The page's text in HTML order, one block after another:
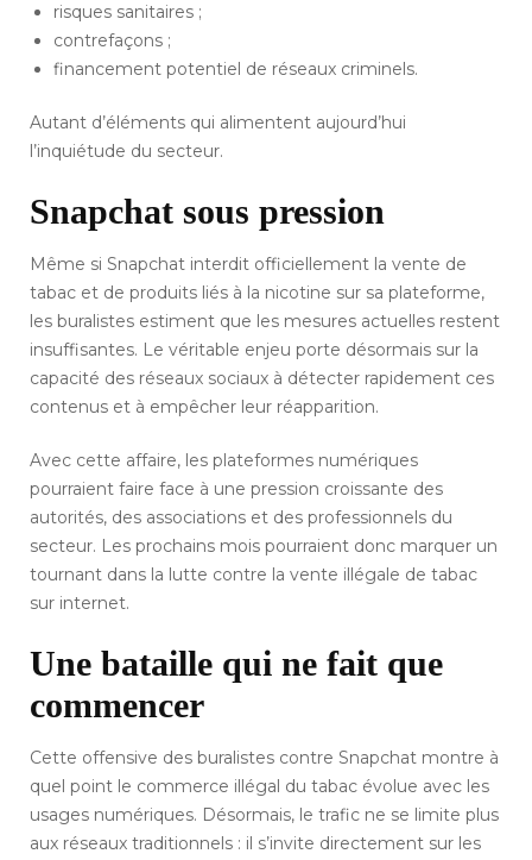
risques sanitaires ;
contrefaçons ;
financement potentiel de réseaux criminels.
Autant d’éléments qui alimentent aujourd’hui
l’inquiétude du secteur.
Snapchat sous pression
Même si Snapchat interdit officiellement la vente de
tabac et de produits liés à la nicotine sur sa plateforme,
les buralistes estiment que les mesures actuelles restent
insuffisantes. Le véritable enjeu porte désormais sur la
capacité des réseaux sociaux à détecter rapidement ces
contenus et à empêcher leur réapparition.
Avec cette affaire, les plateformes numériques
pourraient faire face à une pression croissante des
autorités, des associations et des professionnels du
secteur. Les prochains mois pourraient donc marquer un
tournant dans la lutte contre la vente illégale de tabac
sur internet.
Une bataille qui ne fait que
commencer
Cette offensive des buralistes contre Snapchat montre à
quel point le commerce illégal du tabac évolue avec les
usages numériques. Désormais, le trafic ne se limite plus
aux réseaux traditionnels : il s’invite directement sur les